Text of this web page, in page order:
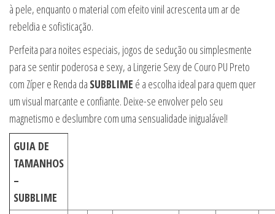
à pele, enquanto o material com efeito vinil acrescenta um ar de
rebeldia e sofisticação.
Perfeita para noites especiais, jogos de sedução ou simplesmente
para se sentir poderosa e sexy, a Lingerie Sexy de Couro PU Preto
com Zíper e Renda da SUBBLIME é a escolha ideal para quem quer
um visual marcante e confiante. Deixe-se envolver pelo seu
magnetismo e deslumbre com uma sensualidade inigualável!
GUIA DE
TAMANHOS
–
SUBBLIME